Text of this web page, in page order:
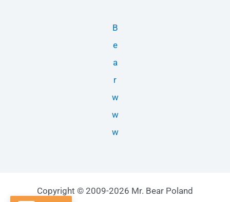
B
e
a
r
w
w
w
Copyright © 2009-2026 Mr. Bear Poland